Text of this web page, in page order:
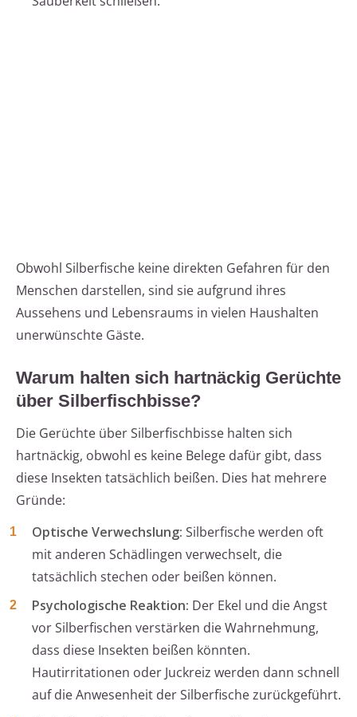
Obwohl Silberfische keine direkten Gefahren für den
Menschen darstellen, sind sie aufgrund ihres
Aussehens und Lebensraums in vielen Haushalten
unerwünschte Gäste.
Warum halten sich hartnäckig Gerüchte
über Silberfischbisse?
Die Gerüchte über Silberfischbisse halten sich
hartnäckig, obwohl es keine Belege dafür gibt, dass
diese Insekten tatsächlich beißen. Dies hat mehrere
Gründe:
Optische Verwechslung: Silberfische werden oft
mit anderen Schädlingen verwechselt, die
tatsächlich stechen oder beißen können.
Psychologische Reaktion: Der Ekel und die Angst
vor Silberfischen verstärken die Wahrnehmung,
dass diese Insekten beißen könnten.
Hautirritationen oder Juckreiz werden dann schnell
auf die Anwesenheit der Silberfische zurückgeführt.